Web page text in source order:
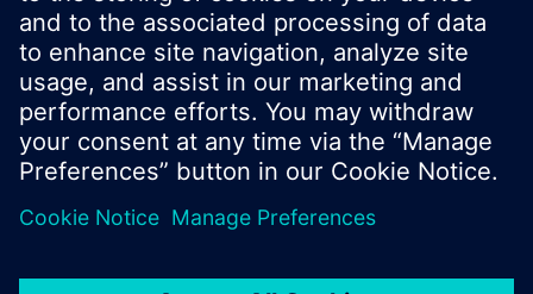
© Siemens AB, Building Technologies Division,
CPS - 2017
Produktportfölj och priser kan variera mellan